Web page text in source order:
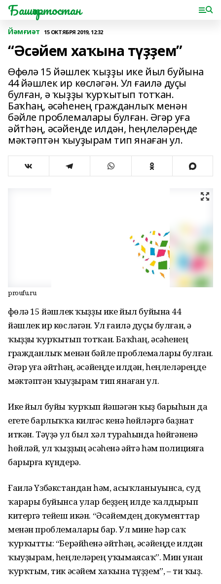
Башҡортостан
Йәмғиәт 15 ОКТЯБРЯ 2019, 12:32
“Әсәйем хаҡына түҙҙем”
Өфөлә 15 йәшлек ҡыҙҙы ике йыл буйына
44 йәшлек ир көсләгән. Ул ғаилә дуҫы
булған, ә ҡыҙҙы ҡурҡытып тотҡан.
Баҡһаң, әсәһенең гражданлыҡ менән
бәйле проблемалары булған. Әгәр уға
әйтһәң, әсәйеңде илдән, һеңлеләреңде
мәктәптән ҡыуҙырам тип янаған ул.
proufu.ru
Өфөлә 15 йәшлек ҡыҙҙы ике йыл буйына 44
йәшлек ир көсләгән. Ул ғаилә дуҫы булған, ә
ҡыҙҙы ҡурҡытып тотҡан. Баҡһаң, әсәһенең
гражданлыҡ менән бәйле проблемалары булған.
Әгәр уға әйтһәң, әсәйеңде илдән, һеңлеләреңде
мәктәптән ҡыуҙырам тип янаған ул.
Ике йыл буйы ҡурҡып йәшәгән ҡыҙ барыһын да
егете барлыҡҡа килгәс кенә һөйләргә баҙнат
иткән. Тәүҙә ул был хәл тураһында һөйгәненә
һөйләй, ул ҡыҙҙың әсәһенә әйтә һәм полицияға
барырға күндерә.
Ғаилә Үзбәкстандан һәм, асыҡланыуынса, суд
ҡарары буйынса улар беҙҙең илде ҡалдырып
китергә тейеш икән. “Әсәйемдең документтар
менән проблемалары бар. Ул мине һәр саҡ
ҡурҡытты: “Берәйһенә әйтһәң, әсәйеңде илдән
ҡыуҙырам, һеңлеләрең уҡымаясаҡ”. Мин унан
ҡурҡтым, тик әсәйем хаҡына түҙҙем”, – ти ҡыҙ.